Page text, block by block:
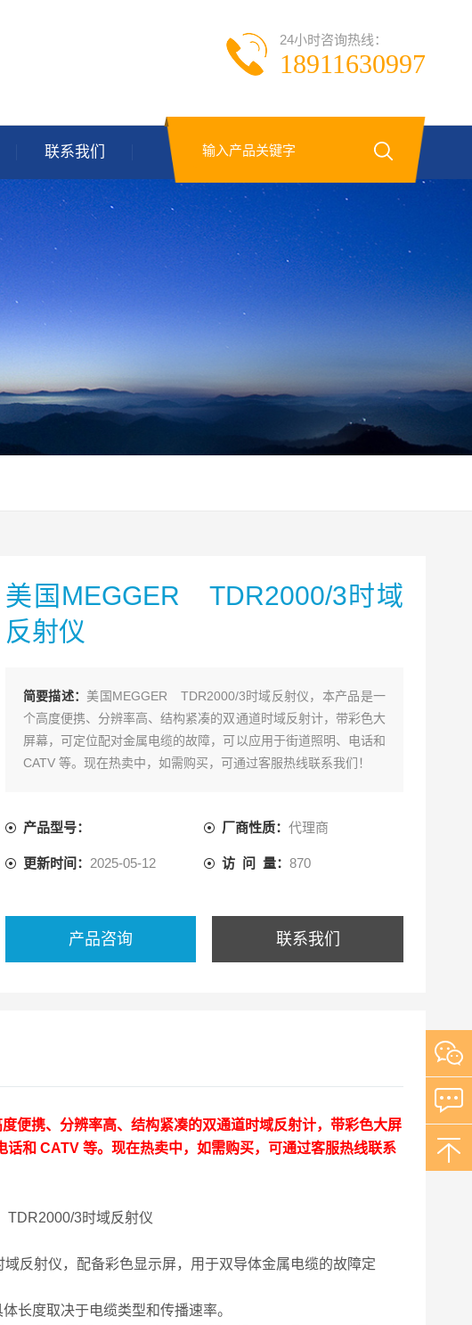
24小时咨询热线：
18911630997
联系我们
美国MEGGER TDR2000/3时域
反射仪
简要描述：美国MEGGER TDR2000/3时域反射仪，本产品是一
个高度便携、分辨率高、结构紧凑的双通道时域反射计，带彩色大
屏幕，可定位配对金属电缆的故障，可以应用于街道照明、电话和
CATV 等。现在热卖中，如需购买，可通过客服热线联系我们！
产品型号： 厂商性质：代理商
更新时间： 2025-05-12 访 问 量：870
产品咨询 联系我们
便携、分辨率高、结构紧凑的双通道时域反射计，带彩色大屏
和 CATV 等。现在热卖中，如需购买，可通过客服热线联系
反射仪，配备彩色显示屏，用于双导体金属电缆的故障定
长度取决于电缆类型和传播速率。